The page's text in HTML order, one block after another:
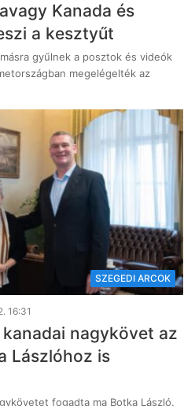
Kanada és
a kesztyűt
gyűlnek a posztok és videók
megelégelték az
SZEGEDI ARCOK
16:31
nagykövet az
Lászlóhoz is
fogadta ma Botka László.